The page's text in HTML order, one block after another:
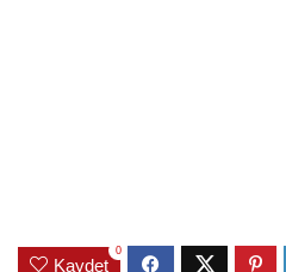
Kaydet
0